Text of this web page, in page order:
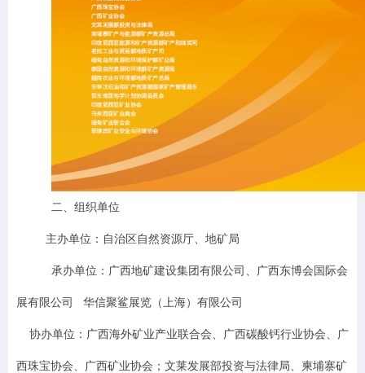
二 、组织单位
主办单位： 自治区自然资源厅、地矿局
承办单位： 广西地矿建设集团有限公司 、广西东博会国际会
展有限公司 华信聚鲨展览（上海）有限公司
协办单位： 广西海外矿业产业联合会、广西碳酸钙行业协会、广
西珠宝协会、广西矿业协会； 文莱发展部投资与法律局、柬埔寨矿